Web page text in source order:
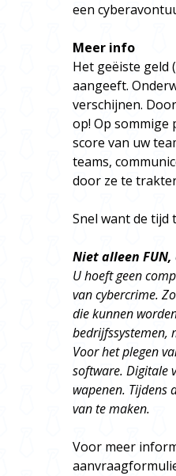
een
Meer info
Het geëiste geld
aangeeft.
verschijnen.
op! Op sommige
score van uw
teams,
door ze te
Snel want de tijd
Niet alleen
U hoeft geen
van cybercrime.
die kunnen
bedrijfssystemen,
Voor het plegen
software. Digitale
wapenen. Tijdens
van te maken.
Voor meer